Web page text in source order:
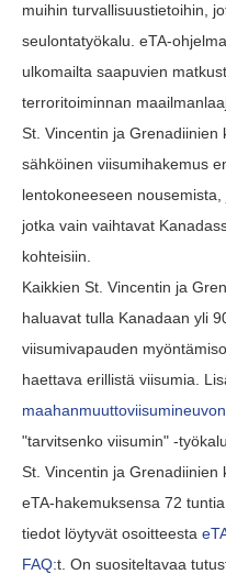
muihin turvallisuustietoihin,
seulontatyökalu. eTA-
ulkomailta saapuvien
terroritoiminnan
St. Vincentin ja Grenadiinien
sähköinen viisumihakemus
lentokoneeseen
jotka vain vaihtavat
kohteisiin.
Kaikkien St. Vincentin ja
haluavat tulla Kanadaan yli
viisumivapauden
haettava erillistä viisumia.
"tarvitsenko viisumin" -
St. Vincentin ja Grenadiinien
eTA-hakemuksensa 72
tiedot löytyvät osoitteesta
FAQ:t. On suositeltavaa